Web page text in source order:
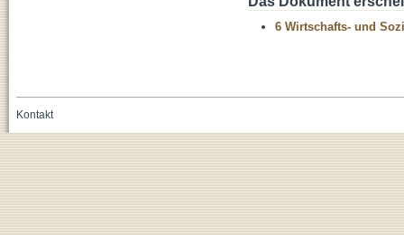
6 Wirtschafts- und
Kontakt